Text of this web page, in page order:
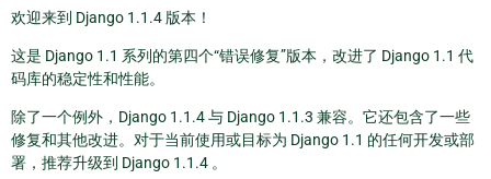
欢迎来到 Django 1.1.4 版本！
这是 Django 1.1 系列的第四个“错误修复”版本，改进了 Django 1.1 代
码库的稳定性和性能。
除了一个例外，Django 1.1.4 与 Django 1.1.3 兼容。它还包含了一些
修复和其他改进。对于当前使用或目标为 Django 1.1 的任何开发或部
署，推荐升级到 Django 1.1.4 。